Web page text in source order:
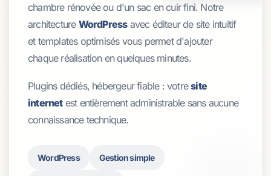
chambre rénovée ou d'un sac en cuir fini. Notre
architecture WordPressavec éditeur de site intuitif
et templates optimisés vous permet d'ajouter
chaque réalisation en quelques minutes.
Plugins dédiés, hébergeur fiable : votresite
internetest entièrement administrable sans aucune
connaissance technique.
WordPress Gestion simple